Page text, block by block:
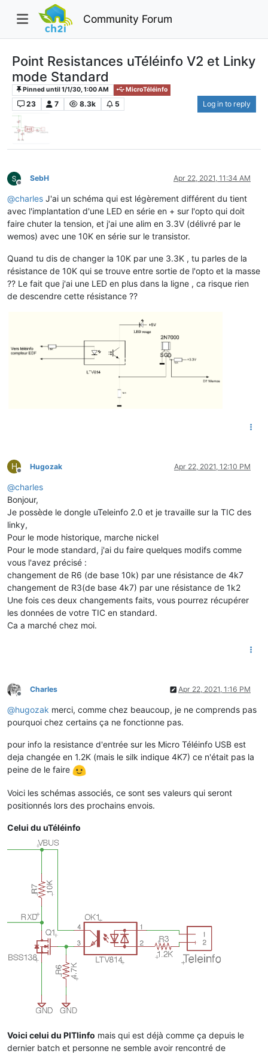
Community Forum
Point Resistances uTéléinfo V2 et Linky
mode Standard
Pinned until 1/1/30, 1:00 AM MicroTéléinfo
23 7 8.3k 5 Log in to reply
Offline
SebH Apr 22, 2021, 11:34 AM
@charles J'ai un schéma qui est légèrement différent du tient
avec l'implantation d'une LED en série en + sur l'opto qui doit
faire chuter la tension, et j'ai une alim en 3.3V (délivré par le
wemos) avec une 10K en série sur le transistor.
Quand tu dis de changer la 10K par une 3.3K , tu parles de la
résistance de 10K qui se trouve entre sortie de l'opto et la masse
?? Le fait que j'ai une LED en plus dans la ligne , ca risque rien
de descendre cette résistance ??
H
Offline
Hugozak Apr 22, 2021, 12:10 PM
@charles
Bonjour,
Je possède le dongle uTeleinfo 2.0 et je travaille sur la TIC des
linky,
Pour le mode historique, marche nickel
Pour le mode standard, j'ai du faire quelques modifs comme
vous l'avez précisé :
changement de R6 (de base 10k) par une résistance de 4k7
changement de R3(de base 4k7) par une résistance de 1k2
Une fois ces deux changements faits, vous pourrez récupérer
les données de votre TIC en standard.
Ca a marché chez moi.
Offline
Charles Apr 22, 2021, 1:16 PM
@hugozak merci, comme chez beaucoup, je ne comprends pas
pourquoi chez certains ça ne fonctionne pas.
pour info la resistance d'entrée sur les Micro Téléinfo USB est
deja changée en 1.2K (mais le silk indique 4K7) ce n'était pas la
peine de le faire
Voici les schémas associés, ce sont ses valeurs qui seront
positionnés lors des prochains envois.
Celui du uTéléinfo
Voici celui du PITIinfo mais qui est déjà comme ça depuis le
dernier batch et personne ne semble avoir rencontré de